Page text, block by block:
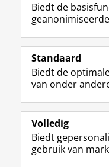
Volg de
Studiekiezers
Alumni
Over ons
Biedt de
Standaard
Biedt de
van onder
Volledig
Biedt
gebruik van